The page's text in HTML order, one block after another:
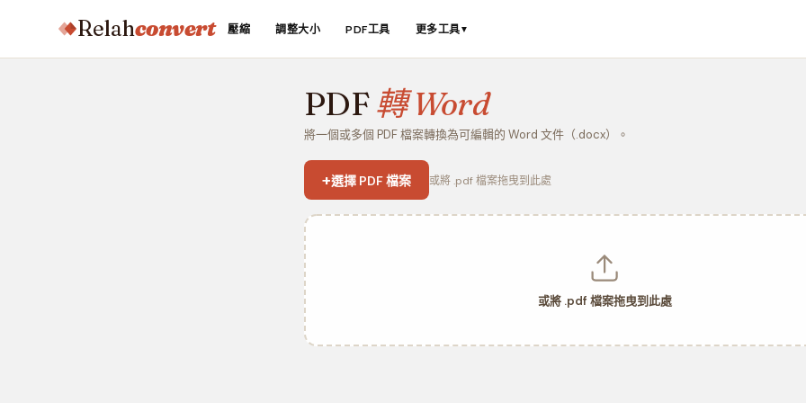
Relahconvert 壓縮 調整大小 PDF工具 更多工具▼
PDF轉 Word
將一個或多個 PDF 檔案轉換為可編輯的 Word 文件（.docx）。
+選擇 PDF 檔案 或將 .pdf 檔案拖曳到此處
或將 .pdf 檔案拖曳到此處